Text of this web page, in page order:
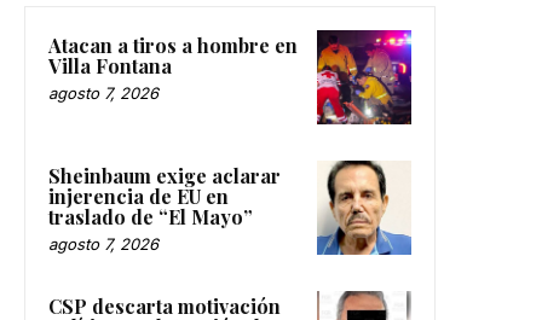
Atacan a tiros a hombre en
Villa Fontana
agosto 7, 2026
Sheinbaum exige aclarar
injerencia de EU en
traslado de “El Mayo”
agosto 7, 2026
CSP descarta motivación